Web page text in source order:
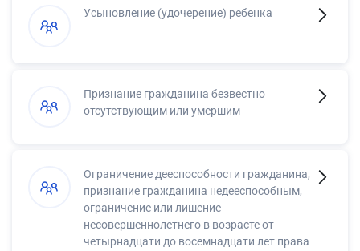
Усыновление (удочерение) ребенка
Признание гражданина безвестно
отсутствующим или умершим
Ограничение дееспособности гражданина,
признание гражданина недееспособным,
ограничение или лишение
несовершеннолетнего в возрасте от
четырнадцати до восемнадцати лет права